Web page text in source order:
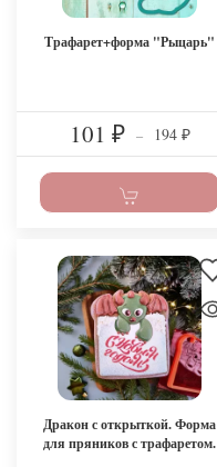
Трафарет+форма "Рыцарь"
101 ₽ – 194 ₽
Дракон с открыткой. Форма
для пряников с трафаретом.